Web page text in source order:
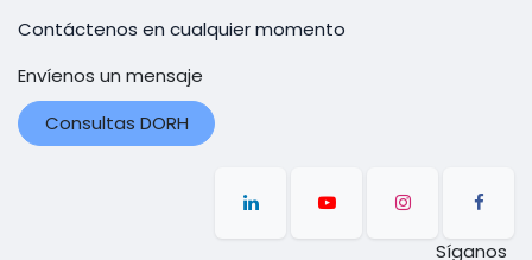
Contáctenos en cualquier momento
Envíenos un mensaje
Consultas DORH
Síganos